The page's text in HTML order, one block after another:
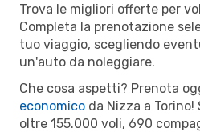
Trova le migliori offerte per
Completa la prenotazione
tuo viaggio, scegliendo
un'auto da noleggiare.
Che cosa aspetti? Prenota
economico da Nizza a
oltre 155.000 voli, 690